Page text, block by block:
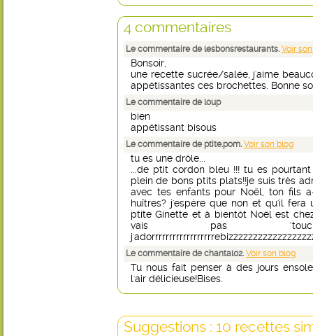
4 commentaires
Le commentaire de lesbonsrestaurants. Voir
Bonsoir,
une recette sucrée/salée, j'aime
appétissantes ces brochettes. Bonne
Le commentaire de loup
bien
appétissant bisous
Le commentaire de ptite.pom. Voir son blog
tu es une drôle...
...de ptit cordon bleu !!! tu es
plein de bons ptits plats!!je suis très
avec tes enfants pour Noël, ton fils
huîtres? j'espère que non et qu'il fera
ptite Ginette et à bientôt Noël est
vais pas "toucher
Le commentaire de chantal02. Voir son blog
Tu nous fait penser à des jours
l'air délicieuse!Bises.
Suggestions : 10 recettes